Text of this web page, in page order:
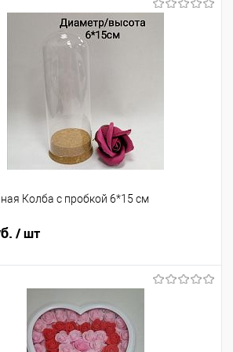
Колба с пробкой 6*15 см
/ шт
в 1 клик Сравнение